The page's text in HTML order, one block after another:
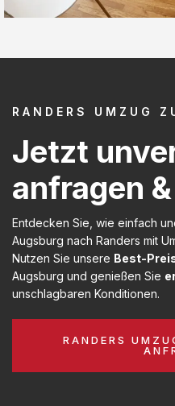
RANDERS UMZUG
Jetzt
anfragen
Entdecken Sie, wie einfach
Augsburg nach Randers mit
Nutzen Sie unsere Best-
Augsburg und genießen Sie
unschlagbaren Konditionen.
RANDERS